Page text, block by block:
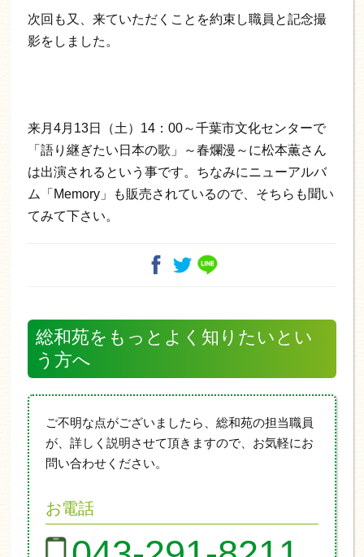
次回も又、来ていただくことを約束し職員と記念撮
影をしました。
来月4月13日（土）14：00～千葉市文化センターで
「語り継ぎたい日本の歌」～春爛漫～に松本薫さん
は出演されるという事です。ちなみにニューアルバ
ム「Memory」も販売されているので、そちらも聞い
てみて下さい。
総和苑をもっとよく知りたいとい
う方へ
ご不明な点がございましたら、総和苑の担当職員
が、詳しく説明させて頂きますので、お気軽にお
問い合わせください。
お電話